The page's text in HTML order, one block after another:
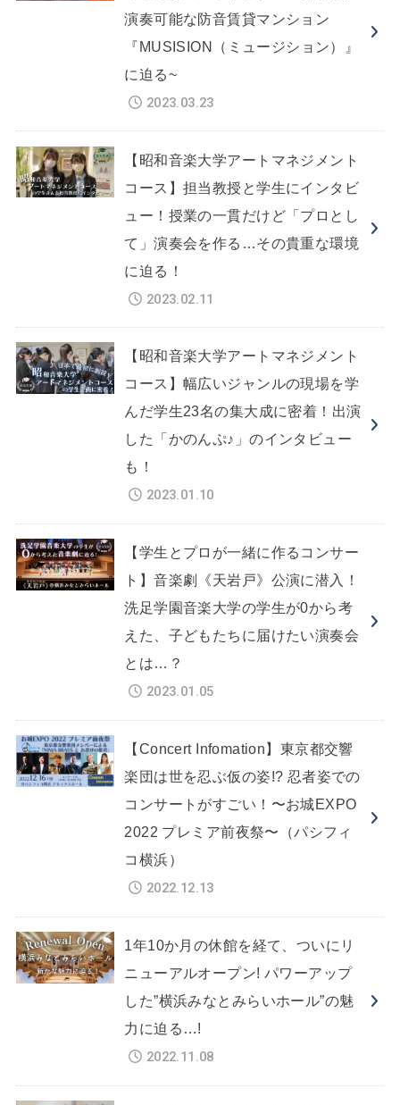
演奏可能な防音賃貸マンション
『MUSISION（ミュージション）』
に迫る~
2023.03.23
【昭和音楽大学アートマネジメント
コース】担当教授と学生にインタビ
ュー！授業の一貫だけど「プロとし
て」演奏会を作る…その貴重な環境
に迫る！
2023.02.11
【昭和音楽大学アートマネジメント
コース】幅広いジャンルの現場を学
んだ学生23名の集大成に密着！出演
した「かのんぷ♪」のインタビュー
も！
2023.01.10
【学生とプロが一緒に作るコンサー
ト】音楽劇《天岩戸》公演に潜入！
洗足学園音楽大学の学生が0から考
えた、子どもたちに届けたい演奏会
とは…？
2023.01.05
【Concert Infomation】東京都交響
楽団は世を忍ぶ仮の姿!? 忍者姿での
コンサートがすごい！〜お城EXPO
2022 プレミア前夜祭〜（パシフィ
コ横浜）
2022.12.13
1年10か月の休館を経て、ついにリ
ニューアルオープン! パワーアップ
した”横浜みなとみらいホール”の魅
力に迫る…!
2022.11.08